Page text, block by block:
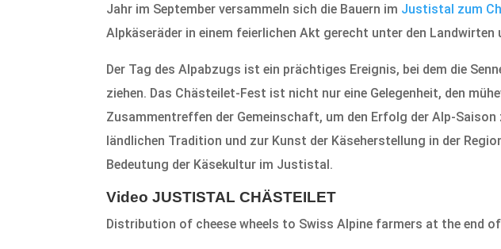
Jahr im September versammeln sich die Bauern im Justistal zum
Alpkäseräder in einem feierlichen Akt gerecht unter den Landwirten
Der Tag des Alpabzugs ist ein prächtiges Ereignis, bei dem die
ziehen. Das Chästeilet-Fest ist nicht nur eine Gelegenheit, den
Zusammentreffen der Gemeinschaft, um den Erfolg der Alp-
ländlichen Tradition und zur Kunst der Käseherstellung in der
Bedeutung der Käsekultur im Justistal.
Video JUSTISTAL CHÄSTEILET
Distribution of cheese wheels to Swiss Alpine farmers at the end